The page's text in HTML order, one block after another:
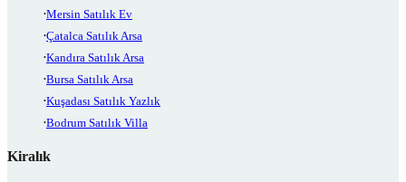
Mersin Satılık Ev
Çatalca Satılık Arsa
Kandıra Satılık Arsa
Bursa Satılık Arsa
Kuşadası Satılık Yazlık
Bodrum Satılık Villa
Kiralık